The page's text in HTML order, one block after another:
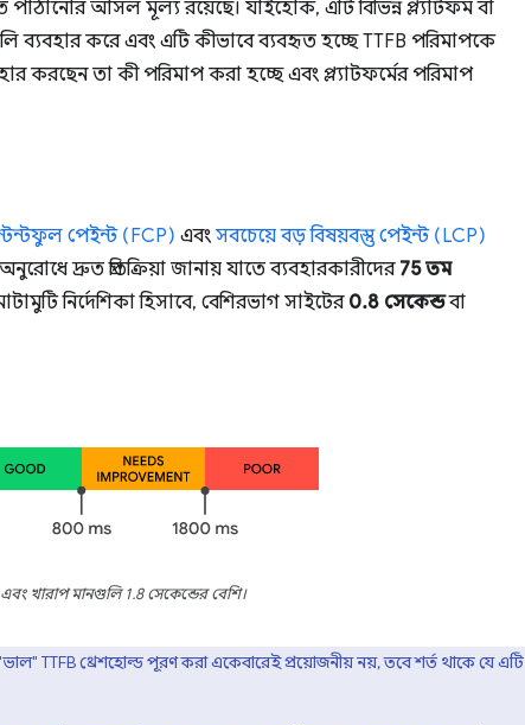
আসল মূল্য রয়েছে। যাইহোক, এটি বিভিন্ন প্ল্যাটফর্ম বা
ব্যবহার করে এবং এটি কীভাবে ব্যবহৃত হচ্ছে TTFB পরিমাপকে
করছেন তা কী পরিমাপ করা হচ্ছে এবং প্ল্যাটফর্মের পরিমাপ
পেইন্ট (FCP) এবং সবচেয়ে বড় বিষয়বস্তু পেইন্ট (LCP)
দ্রুত প্রতিক্রিয়া জানায় যাতে ব্যবহারকারীদের 75 তম
নির্দেশিকা হিসাবে, বেশিরভাগ সাইটের 0.8 সেকেন্ডবা
খারাপ মানগুলি 1.8 সেকেন্ডের বেশি।
TTFB থ্রেশহোল্ড পূরণ করা একেবারেই প্রয়োজনীয় নয়, তবে শর্ত থাকে যে এটি